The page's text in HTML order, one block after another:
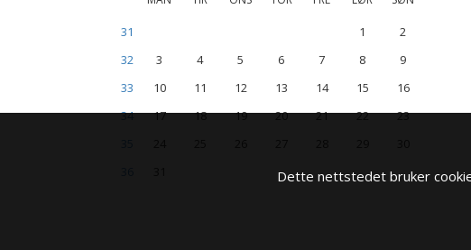
31 1
2
32
3 4 5 6 7 8
9
33
10 11 12 13 14 15
16
34
17 18 19 20 21 22
23
Dette nettstedet bruker